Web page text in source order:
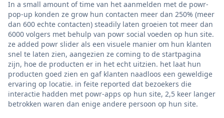
In a small amount of time van het aanmelden met de powr-
pop-up konden ze grow hun contacten meer dan 250% (meer
dan 600 echte contacten) steadily laten groeien tot meer dan
6000 volgers met behulp van powr social voeden op hun site.
ze added powr slider als een visuele manier om hun klanten
snel te laten zien, aangezien ze coming to de startpagina
zijn, hoe de producten er in het echt uitzien. het laat hun
producten goed zien en gaf klanten naadloos een geweldige
ervaring op locatie. in feite reported dat bezoekers die
interactie hadden met powr-apps op hun site, 2,5 keer langer
betrokken waren dan enige andere persoon op hun site.